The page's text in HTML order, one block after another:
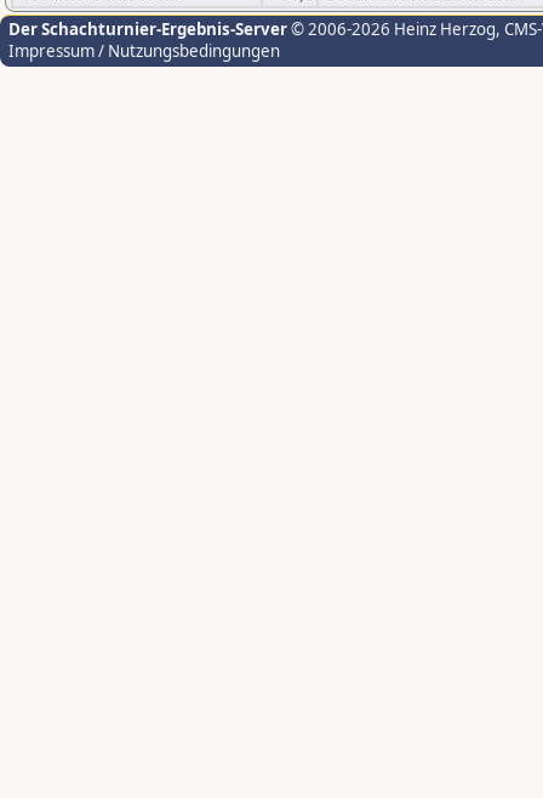
Der Schachturnier-Ergebnis-Server© 2006-2026 Heinz Herzog,
Impressum / Nutzungsbedingungen